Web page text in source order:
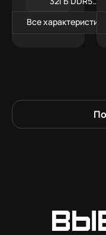
RGB
Все характеристики